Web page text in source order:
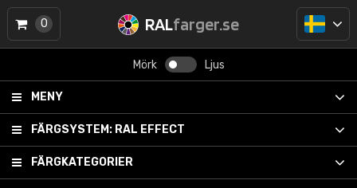
RALfarger.se
Mörk Ljus
MENY
FÄRGSYSTEM: RAL EFFECT
FÄRGKATEGORIER
0